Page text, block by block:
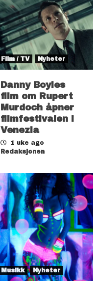
Film / TV Nyheter
Danny Boyles
film om Rupert
Murdoch åpner
filmfestivalen i
Venezia
1 uke ago
Redaksjonen
Musikk Nyheter